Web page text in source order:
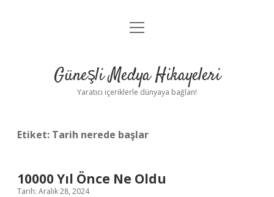
Anasayfa
Yasal Uyarı
menüyü
Güneşli Medya Hikayeleri
Yaratıcı içeriklerle dünyaya bağlan!
Etiket: Tarih nerede başlar
10000 Yıl Önce Ne Oldu
Tarih: Aralık 28, 2024